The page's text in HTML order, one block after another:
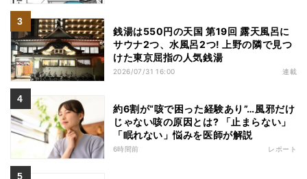
銭湯は550円の天国 第19回 露天風呂に
サウナ2つ、水風呂2つ! 上野の隣で見つ
けた東京屈指の人気銭湯
2026/07/31 16:00 連載
約6割が“咳で困った経験あり”…風邪だけ
じゃない咳の原因とは? 「止まらない」
「眠れない」悩みを医師が解説
6時間前 レポート